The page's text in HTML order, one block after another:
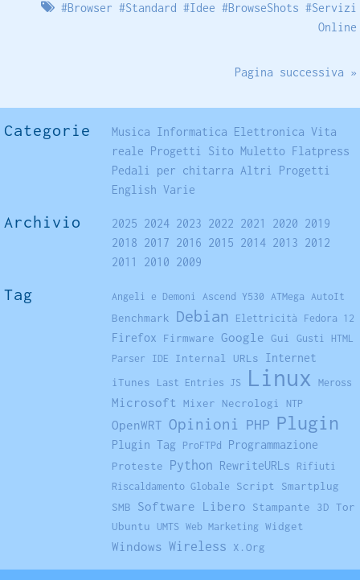
#Browser #Standard #Idee #BrowseShots #Servizi
Online
Pagina successiva »
Categorie Musica Informatica Elettronica Vita
reale Progetti Sito Muletto Flatpress
Pedali per chitarra Altri Progetti
English Varie
Archivio 2025 2024 2023 2022 2021 2020 2019
2018 2017 2016 2015 2014 2013 2012
2011
2010 2009
Tag Angeli e Demoni Ascend Y530 ATMega AutoIt
Benchmark Debian Elettricità Fedora 12
Firefox Firmware Google Gui Gusti
HTML
Parser
IDE Internal URLs Internet
iTunes Last Entries JS Linux Meross
Microsoft Mixer Necrologi NTP
OpenWRT Opinioni PHP Plugin
Plugin Tag ProFTPd Programmazione
Proteste Python RewriteURLs
Rifiuti
Riscaldamento Globale
Script
Smartplug
SMB
Software Libero Stampante 3D Tor
Ubuntu
UMTS Web Marketing Widget
Windows Wireless X.Org